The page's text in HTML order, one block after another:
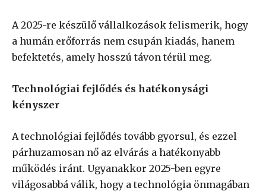
A 2025-re készülő vállalkozások felismerik, hogy
a humán erőforrás nem csupán kiadás, hanem
befektetés, amely hosszú távon térül meg.
Technológiai fejlődés és hatékonysági
kényszer
A technológiai fejlődés tovább gyorsul, és ezzel
párhuzamosan nő az elvárás a hatékonyabb
működés iránt. Ugyanakkor 2025-ben egyre
világosabbá válik, hogy a technológia önmagában